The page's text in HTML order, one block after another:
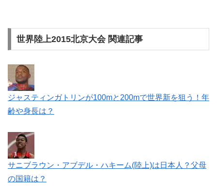
世界陸上2015北京大会 関連記事
ジャスティンガトリンが100mと200mで世界新を狙う！年
齢や身長は？
サニブラウン・アブデル・ハキーム(陸上)は日本人？父母
の国籍は？